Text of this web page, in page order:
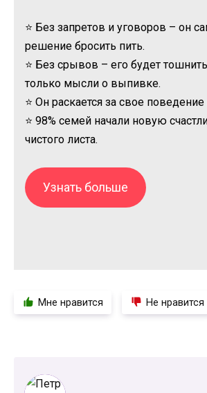
⭐ Без запретов и уговоров – он
решение бросить пить.
⭐ Без срывов – его будет
только мысли о выпивке.
⭐ Он раскается за свое
⭐ 98% семей начали новую
чистого листа.
Узнать больше
Мне нравится Не нравится